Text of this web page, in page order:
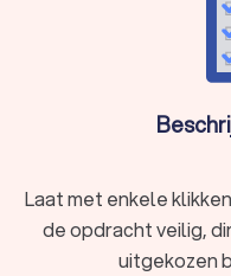
Laat met enkele
de opdracht veilig,
uitgekozen